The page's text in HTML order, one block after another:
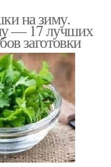
на зиму.
— 17 лучших
заготовки